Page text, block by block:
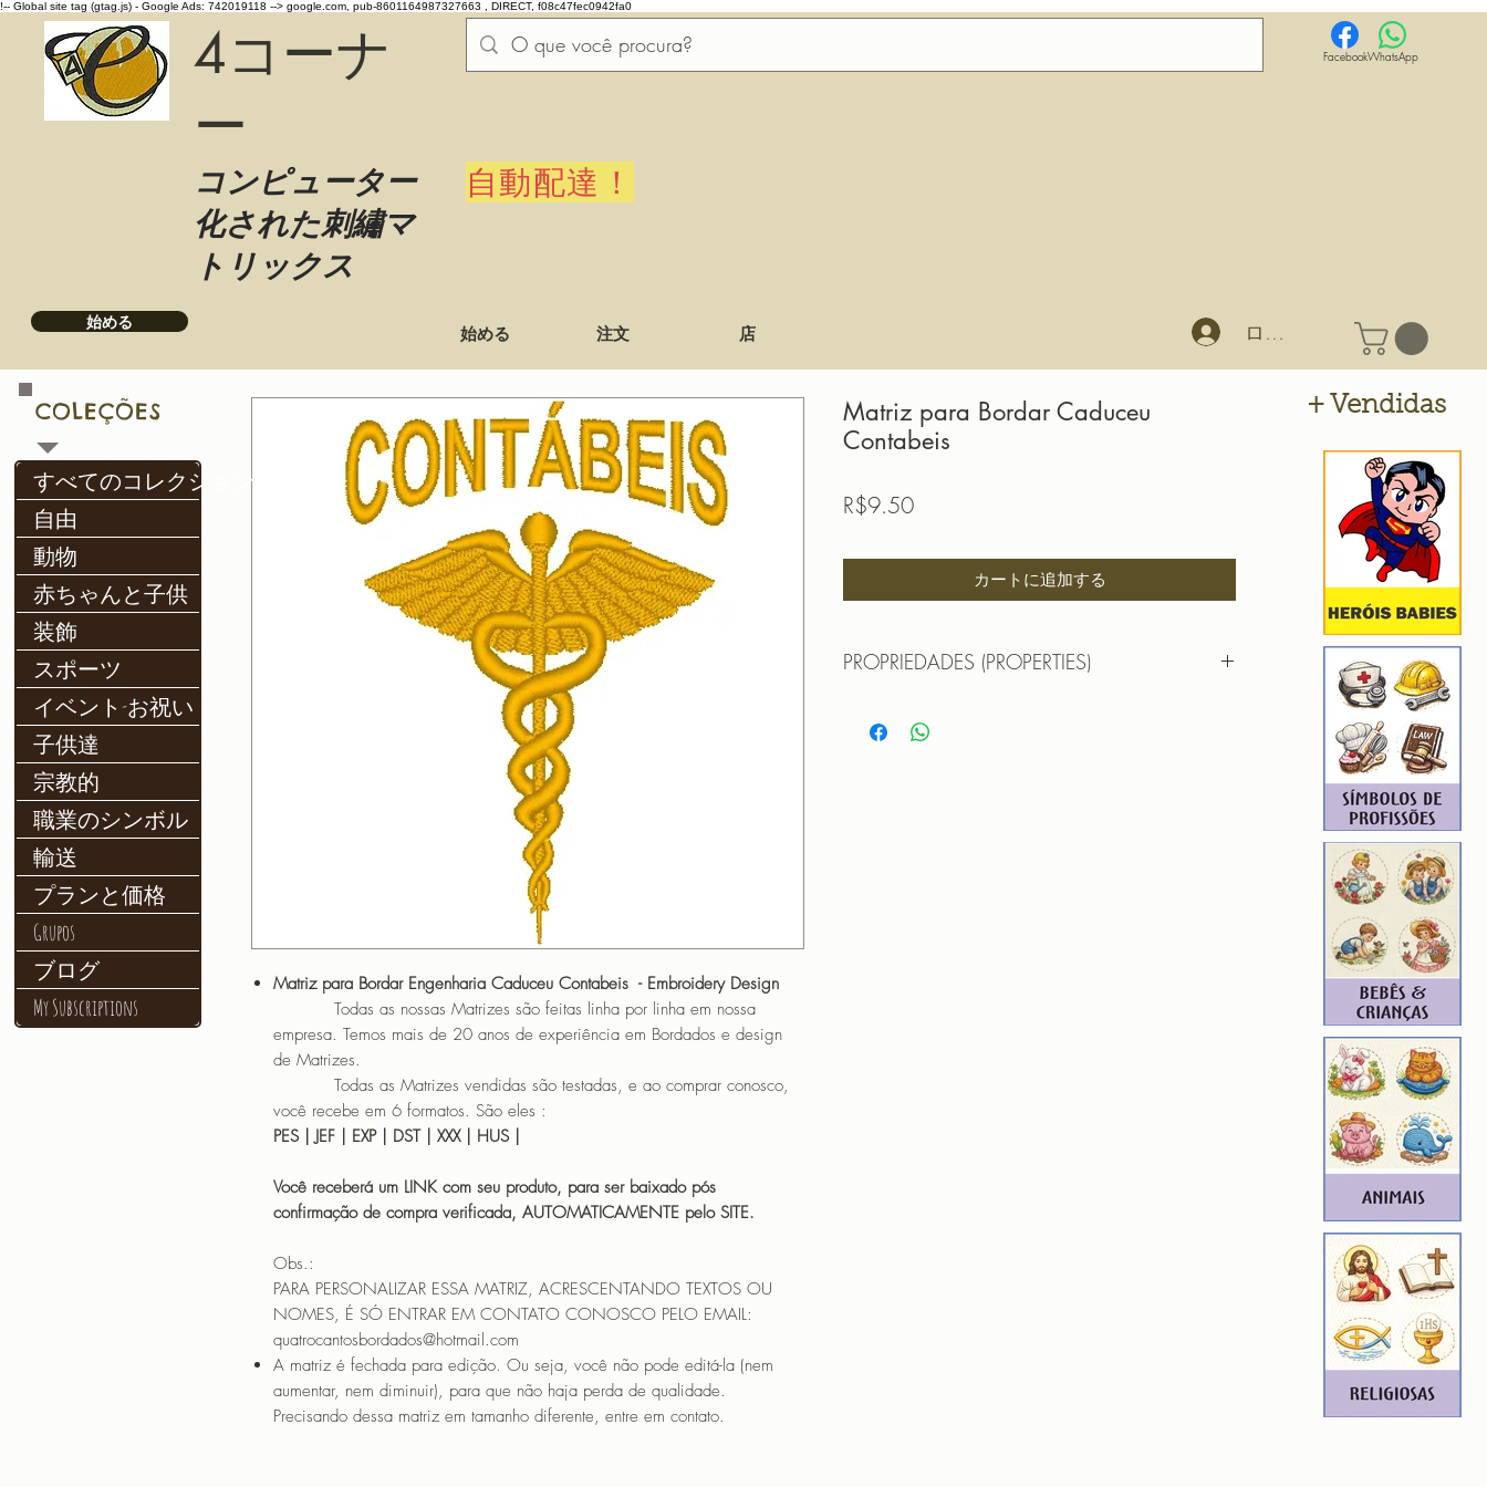
!-- Global site tag (gtag.js) - Google Ads: 742019118 --> google.com, pub-8601164987327663 , DIRECT, f08c47fec0942fa0
4コーナ
ー
コンピューター
化された刺繡マ
トリックス
自動配達！
FacebookWhatsApp
始める
始める 注文 店 ログイン
Matriz para Bordar Engenharia Caduceu Contabeis - Embroidery Design
Todas as nossas Matrizes são feitas linha por linha em nossa
empresa. Temos mais de 20 anos de experiência em Bordados e design
de Matrizes.
Todas as Matrizes vendidas são testadas, e ao comprar conosco,
você recebe em 6 formatos. São eles :
PES | JEF | EXP | DST | XXX | HUS |
Você receberá um LINK com seu produto, para ser baixado pós
confirmação de compra verificada, AUTOMATICAMENTE pelo SITE.
Obs.:
PARA PERSONALIZAR ESSA MATRIZ, ACRESCENTANDO TEXTOS OU
NOMES, É SÓ ENTRAR EM CONTATO CONOSCO PELO EMAIL:
quatrocantosbordados@hotmail.com
A matriz é fechada para edição. Ou seja, você não pode editá-la (nem
aumentar, nem diminuir), para que não haja perda de qualidade.
Precisando dessa matriz em tamanho diferente, entre em contato.
Matriz para Bordar Caduceu
Contabeis
R$9.50価
カートに追加する
PROPRIEDADES (PROPERTIES)
MATRIZ PARA BORDAR CADUCEU CONTABEIS
すべてのコレクション
自由
動物
赤ちゃんと子供
装飾
スポーツ
イベント-お祝い
子供達
宗教的
職業のシンボル
輸送
プランと価格
Grupos
ブログ
My Subscriptions
COLEÇÕES + Vendidas